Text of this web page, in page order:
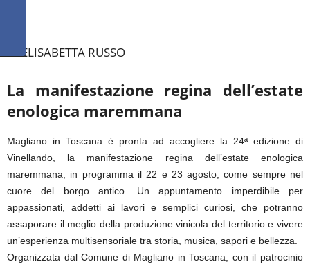
DI ELISABETTA RUSSO
La manifestazione regina dell’estate
enologica maremmana
Magliano in Toscana è pronta ad accogliere la 24ª edizione di
Vinellando, la manifestazione regina dell’estate enologica
maremmana, in programma il 22 e 23 agosto, come sempre nel
cuore del borgo antico. Un appuntamento imperdibile per
appassionati, addetti ai lavori e semplici curiosi, che potranno
assaporare il meglio della produzione vinicola del territorio e vivere
un’esperienza multisensoriale tra storia, musica, sapori e bellezza.
Organizzata dal Comune di Magliano in Toscana, con il patrocinio